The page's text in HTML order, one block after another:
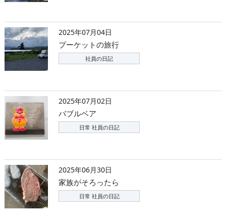
2025年07月04日
プーケットの旅行
社員の日記
2025年07月02日
バブルベア
日常 社員の日記
2025年06月30日
家族がそろったら
日常 社員の日記